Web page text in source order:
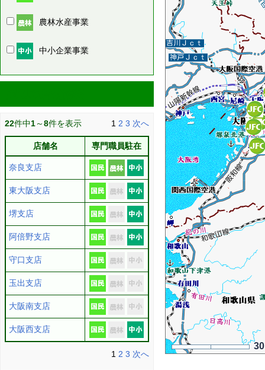
農林水産事業
中小企業事業
22件中1～8件を表示 1 2 3 次へ
店舗名 専門職員駐在
奈良支店
東大阪支店
堺支店
阿倍野支店
守口支店
玉出支店
大阪南支店
大阪西支店
1 2 3 次へ